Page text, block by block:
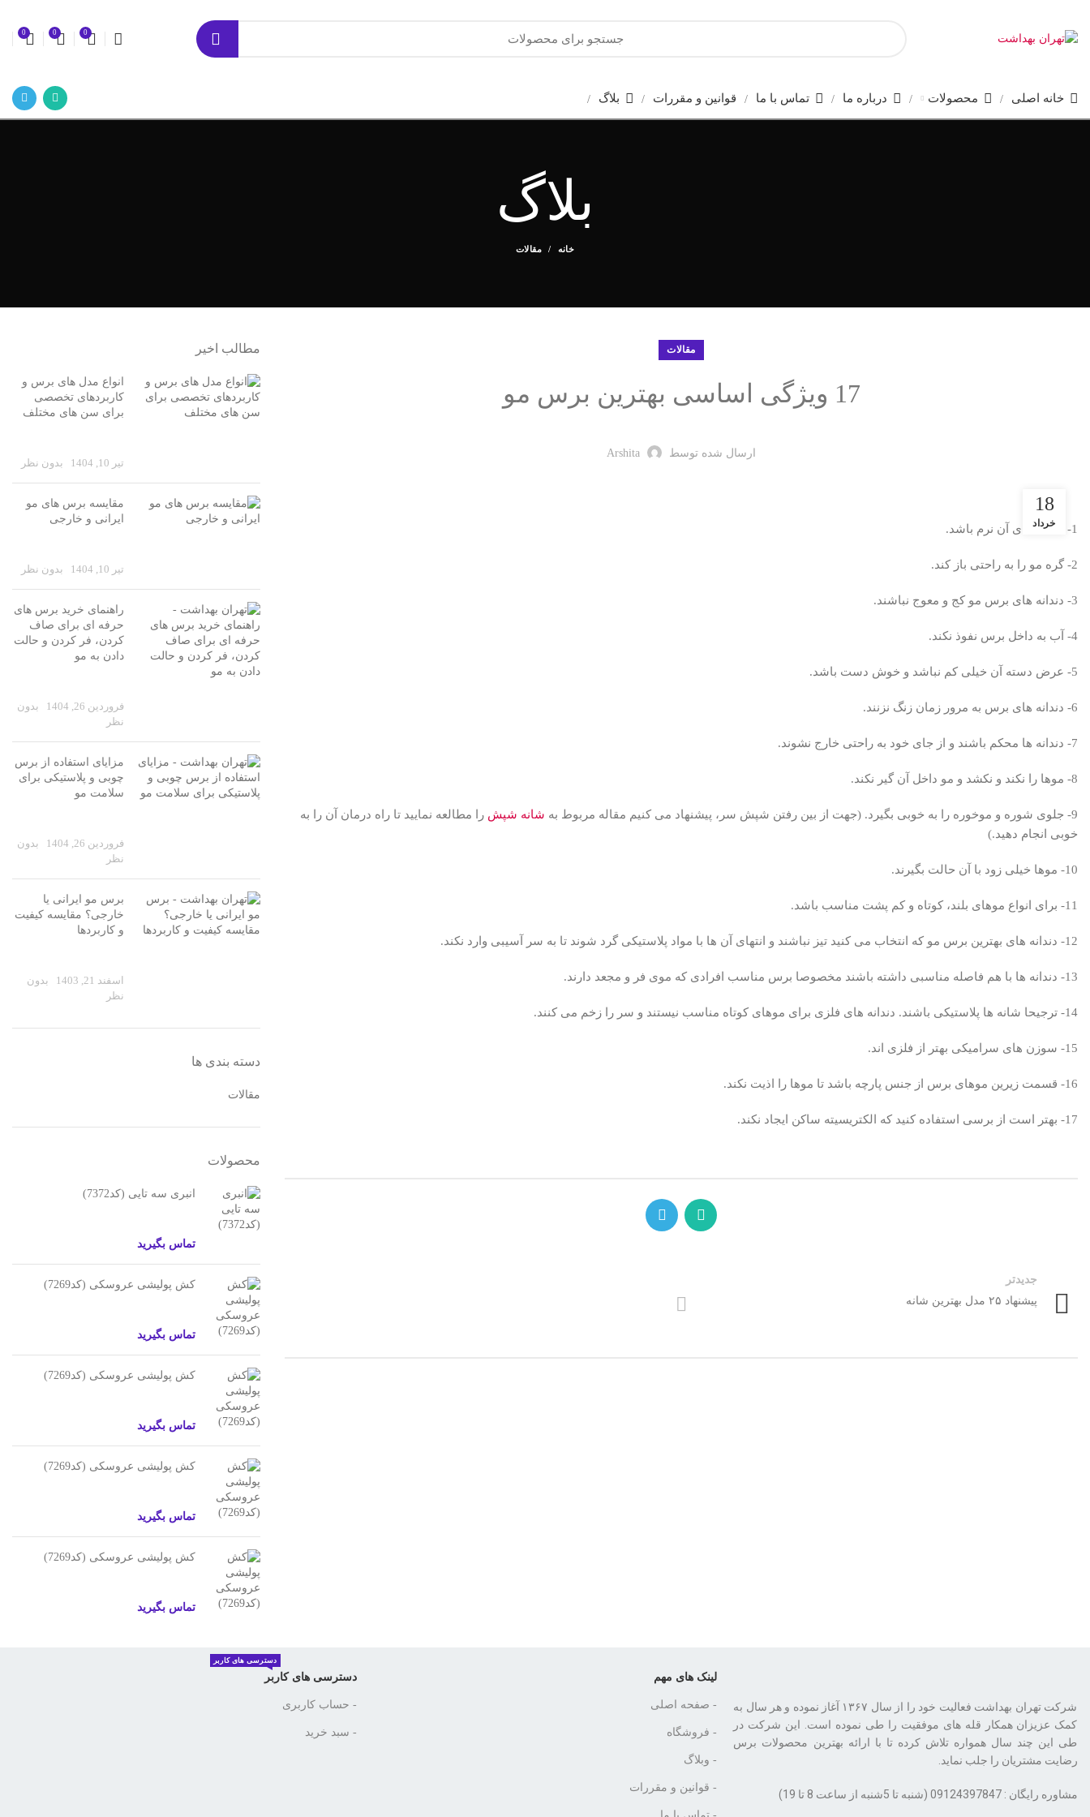
0
0
0
خانه اصلی محصولات درباره ما تماس با ما قوانین و مقررات بلاگ
بلاگ
خانه مقالات
مقالات
17 ویژگی اساسی بهترین برس مو
ارسال شده توسط Arshita
18
خرداد 1- دندانه های آن نرم باشد.
2- گره مو را به راحتی باز کند.
3- دندانه های برس مو کج و معوج نباشند.
4- آب به داخل برس نفوذ نکند.
5- عرض دسته آن خیلی کم نباشد و خوش دست باشد.
6- دندانه های برس به مرور زمان زنگ نزنند.
7- دندانه ها محکم باشند و از جای خود به راحتی خارج نشوند.
8- موها را نکند و نکشد و مو داخل آن گیر نکند.
9- جلوی شوره و موخوره را به خوبی بگیرد. (جهت از بین رفتن شپش سر، پیشنهاد می کنیم مقاله مربوط به شانه شپش را مطالعه نمایید تا راه درمان آن را به
خوبی انجام دهید.)
10- موها خیلی زود با آن حالت بگیرند.
11- برای انواع موهای بلند، کوتاه و کم پشت مناسب باشد.
12- دندانه های بهترین برس مو که انتخاب می کنید تیز نباشند و انتهای آن ها با مواد پلاستیکی گرد شوند تا به سر آسیبی وارد نکند.
13- دندانه ها با هم فاصله مناسبی داشته باشند مخصوصا برس مناسب افرادی که موی فر و مجعد دارند.
14- ترجیحا شانه ها پلاستیکی باشند. دندانه های فلزی برای موهای کوتاه مناسب نیستند و سر را زخم می کنند.
15- سوزن های سرامیکی بهتر از فلزی اند.
16- قسمت زیرین موهای برس از جنس پارچه باشد تا موها را اذیت نکند.
17- بهتر است از برسی استفاده کنید که الکتریسیته ساکن ایجاد نکند.
جدیدتر
پیشنهاد ۲۵ مدل بهترین شانه
مطالب اخیر
انواع مدل های برس و
کاربردهای تخصصی
برای سن های مختلف
تیر 10, 1404 بدون نظر
مقایسه برس های مو
ایرانی و خارجی
تیر 10, 1404 بدون نظر
راهنمای خرید برس‌ های
حرفه‌ ای برای صاف
کردن، فر کردن و حالت
دادن به مو
فروردین 26, 1404
بدون
نظر
مزایای استفاده از برس
چوبی و پلاستیکی برای
سلامت مو
فروردین 26, 1404
بدون
نظر
برس مو ایرانی یا
خارجی؟ مقایسه کیفیت
و کاربردها
اسفند 21, 1403
بدون
نظر
دسته بندی ها
مقالات
محصولات
انبری سه تایی (کد7372)
تماس بگیرید
کش پولیشی عروسکی (کد7269)
تماس بگیرید
کش پولیشی عروسکی (کد7269)
تماس بگیرید
کش پولیشی عروسکی (کد7269)
تماس بگیرید
کش پولیشی عروسکی (کد7269)
تماس بگیرید
شرکت تهران بهداشت فعالیت خود را از سال ۱۳۶۷ آغاز نموده و هر سال به
کمک عزیزان همکار قله های موفقیت را طی نموده است. این شرکت در
طی این چند سال همواره تلاش کرده تا با ارائه بهترین محصولات برس
رضایت مشتریان را جلب نماید.
مشاوره رایگان : 09124397847 (شنبه تا 5شنبه از ساعت 8 تا 19)
لینک های مهم
- صفحه اصلی
- فروشگاه
- وبلاگ
- قوانین و مقررات
دسترسی های کاربر
دسترسی های کاربر
- حساب کاربری
- سبد خرید